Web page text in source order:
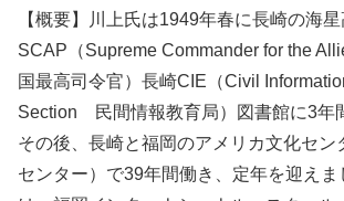
【概要】川上氏は1949年春に長崎の海星
SCAP（Supreme Commander for the
国最高司令官）長崎CIE（Civil
Section 民間情報教育局）図書館に3年
その後、長崎と福岡のアメリカ文化セン
センター）で39年間働き、定年を迎えま